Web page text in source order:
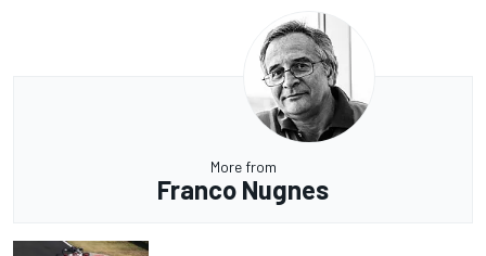
More from
Franco Nugnes